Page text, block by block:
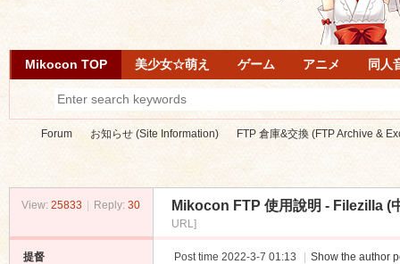
Mikocon TOP 美少女☆萌え ゲーム アニメ 同人
»
Forum
›
お知らせ (Site Information)
›
FTP 倉庫&交換 (FTP Archive &
View: 25833 Reply: 30 Mikocon FTP 使用說明 - Filezilla (
URL]
提督 Post time 2022-3-7 01:13 Show the author